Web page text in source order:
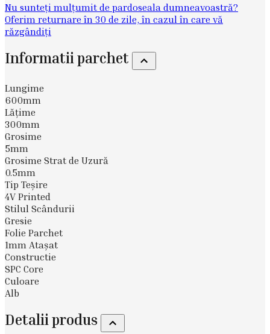
Nu sunteți mulțumit de pardoseala dumneavoastră?
Oferim returnare în 30 de zile, în cazul în care vă
răzgândiți
Informatii parchet
Lungime
600mm
Lăţime
300mm
Grosime
5mm
Grosime Strat de Uzură
0.5mm
Tip Teşire
4V Printed
Stilul Scândurii
Gresie
Folie Parchet
1mm Atașat
Constructie
SPC Core
Culoare
Alb
Detalii produs